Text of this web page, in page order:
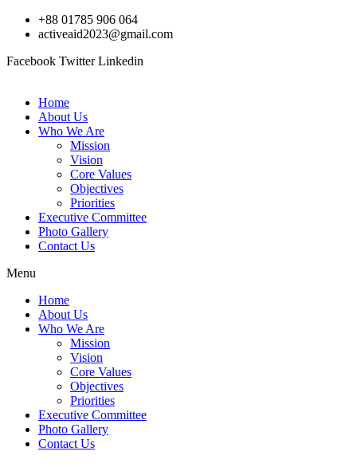
Skip
+88 01785 906 064
activeaid2023@gmail.com
Facebook Twitter Linkedin
Home
About Us
Who We Are
Mission
Vision
Core Values
Objectives
Priorities
Executive Committee
Photo Gallery
Contact Us
Menu
Home
About Us
Who We Are
Mission
Vision
Core Values
Objectives
Priorities
Executive Committee
Photo Gallery
Contact Us